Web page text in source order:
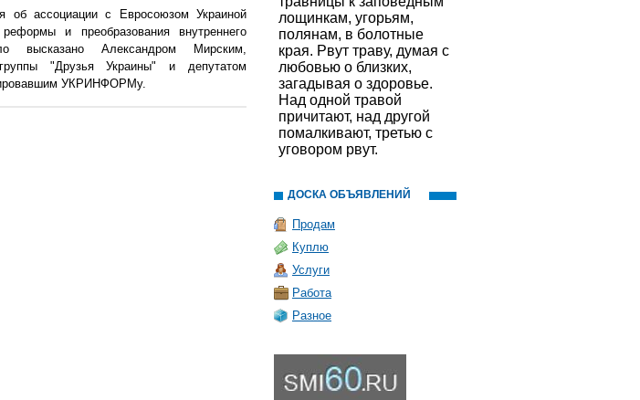
об ассоциации с Евросоюзом Украиной
и преобразования внутреннего
высказано Александром Мирским,
"Друзья Украины" и депутатом
УКРИНФОРМу.
лощинкам, угорьям,
полянам, в болотные
края. Рвут траву, думая с
любовью о близких,
загадывая о здоровье.
Над одной травой
причитают, над другой
помалкивают, третью с
уговором рвут.
ДОСКА ОБЪЯВЛЕНИЙ
Продам
Куплю
Услуги
Работа
Разное